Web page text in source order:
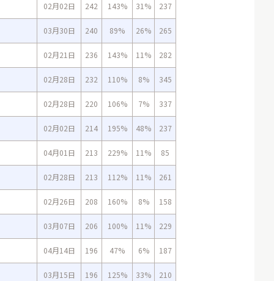
02月02日 242 143% 31% 237
03月30日 240 89% 26% 265
02月21日 236 143% 11% 282
02月28日 232 110% 8% 345
02月28日 220 106% 7% 337
02月02日 214 195% 48% 237
04月01日 213 229% 11% 85
02月28日 213 112% 11% 261
02月26日 208 160% 8% 158
03月07日 206 100% 11% 229
04月14日 196 47% 6% 187
03月15日 196 125% 33% 210